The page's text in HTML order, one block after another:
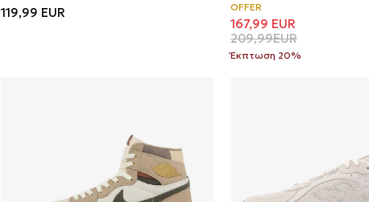
119,99 EUR OFFER
167,99 EUR
209,99EUR
Έκπτωση 20%